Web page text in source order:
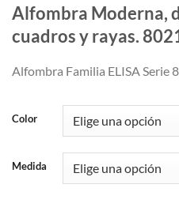
Alfombra Moderna,
cuadros y rayas.
Alfombra Familia ELISA Serie
Color
Medida